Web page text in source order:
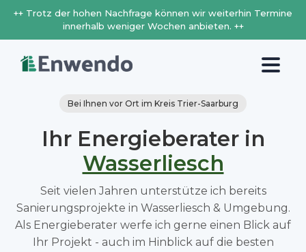
++ Trotz der hohen Nachfrage können wir weiterhin Termine
innerhalb weniger Wochen anbieten. ++
Bei Ihnen vor Ort im Kreis Trier-Saarburg
Ihr Energieberater in
Wasserliesch
Seit vielen Jahren unterstütze ich bereits
Sanierungsprojekte in Wasserliesch & Umgebung.
Als Energieberater werfe ich gerne einen Blick auf
Ihr Projekt - auch im Hinblick auf die besten